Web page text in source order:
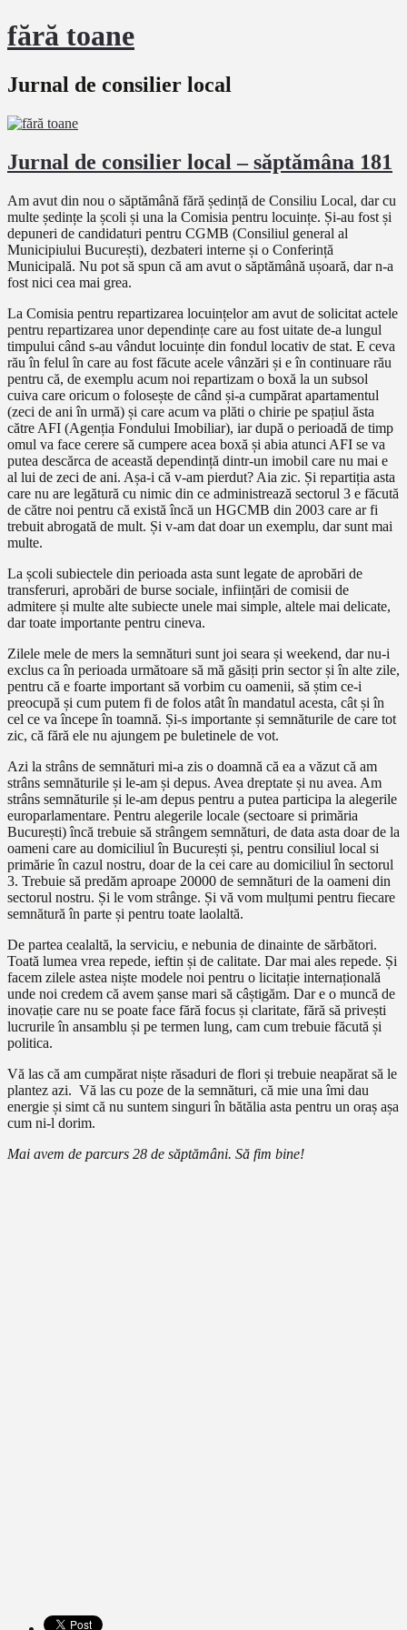
fără toane
Jurnal de consilier local
Jurnal de consilier local – săptămâna 181
Am avut din nou o săptămână fără ședință de Consiliu Local, dar cu
multe ședințe la școli și una la Comisia pentru locuințe. Și-au fost și
depuneri de candidaturi pentru CGMB (Consiliul general al
Municipiului București), dezbateri interne și o Conferință
Municipală. Nu pot să spun că am avut o săptămână ușoară, dar n-a
fost nici cea mai grea.
La Comisia pentru repartizarea locuințelor am avut de solicitat actele
pentru repartizarea unor dependințe care au fost uitate de-a lungul
timpului când s-au vândut locuințe din fondul locativ de stat. E ceva
rău în felul în care au fost făcute acele vânzări și e în continuare rău
pentru că, de exemplu acum noi repartizam o boxă la un subsol
cuiva care oricum o folosește de când și-a cumpărat apartamentul
(zeci de ani în urmă) și care acum va plăti o chirie pe spațiul ăsta
către AFI (Agenția Fondului Imobiliar), iar după o perioadă de timp
omul va face cerere să cumpere acea boxă și abia atunci AFI se va
putea descărca de această dependință dintr-un imobil care nu mai e
al lui de zeci de ani. Așa-i că v-am pierdut? Aia zic. Și repartiția asta
care nu are legătură cu nimic din ce administrează sectorul 3 e făcută
de către noi pentru că există încă un HGCMB din 2003 care ar fi
trebuit abrogată de mult. Și v-am dat doar un exemplu, dar sunt mai
multe.
La școli subiectele din perioada asta sunt legate de aprobări de
transferuri, aprobări de burse sociale, inființări de comisii de
admitere și multe alte subiecte unele mai simple, altele mai delicate,
dar toate importante pentru cineva.
Zilele mele de mers la semnături sunt joi seara și weekend, dar nu-i
exclus ca în perioada următoare să mă găsiți prin sector și în alte zile,
pentru că e foarte important să vorbim cu oamenii, să știm ce-i
preocupă și cum putem fi de folos atât în mandatul acesta, cât și în
cel ce va începe în toamnă. Și-s importante și semnăturile de care tot
zic, că fără ele nu ajungem pe buletinele de vot.
Azi la strâns de semnături mi-a zis o doamnă că ea a văzut că am
strâns semnăturile și le-am și depus. Avea dreptate și nu avea. Am
strâns semnăturile și le-am depus pentru a putea participa la alegerile
europarlamentare. Pentru alegerile locale (sectoare si primăria
București) încă trebuie să strângem semnături, de data asta doar de la
oameni care au domiciliul în București și, pentru consiliul local si
primărie în cazul nostru, doar de la cei care au domiciliul în sectorul
3. Trebuie să predăm aproape 20000 de semnături de la oameni din
sectorul nostru. Și le vom strânge. Și vă vom mulțumi pentru fiecare
semnătură în parte și pentru toate laolaltă.
De partea cealaltă, la serviciu, e nebunia de dinainte de sărbători.
Toată lumea vrea repede, ieftin și de calitate. Dar mai ales repede. Și
facem zilele astea niște modele noi pentru o licitație internațională
unde noi credem că avem șanse mari să câștigăm. Dar e o muncă de
inovație care nu se poate face fără focus și claritate, fără să privești
lucrurile în ansamblu și pe termen lung, cam cum trebuie făcută și
politica.
Vă las că am cumpărat niște răsaduri de flori și trebuie neapărat să le
plantez azi. Vă las cu poze de la semnături, că mie una îmi dau
energie și simt că nu suntem singuri în bătălia asta pentru un oraș așa
cum ni-l dorim.
Mai avem de parcurs 28 de săptămâni. Să fim bine!